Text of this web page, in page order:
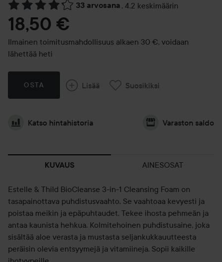
33 arvosana , 4.2 keskimäärin
Siirtyä jhk Arvosana & kommentit
18,50 €
Ilmainen toimitusmahdollisuus alkaen 30 €, voidaan
lähettää heti
OSTA Lisää Suosikiksi
Katso hintahistoria Varaston saldo
KUVAUS AINESOSAT
Estelle & Thild BioCleanse 3-in-1 Cleansing Foam on
tasapainottava puhdistusvaahto. Se vaahtoaa kevyesti ja
poistaa meikin ja epäpuhtaudet. Tekee ihosta pehmeän ja
antaa kaunista hehkua. Kolmitehoinen puhdistusaine, joka
sisältää aloe verasta ja mustasta seljankukkauutteesta
peräisin olevia entsyymejä ja vitamiineja. Sopii kaikille